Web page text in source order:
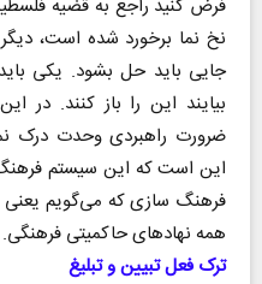
نخ نما برخورد شده است،
جایی باید حل بشود. یکی
بیایند این را باز کنند.
ضرورت راهبردی وحدت درک
این است که این سیستم
فرهنگ سازی که می‌گویم یعنی
همه نهاد‌های حاکمیتی فرهنگی.
ترک فعل تبیین و تبلیغ